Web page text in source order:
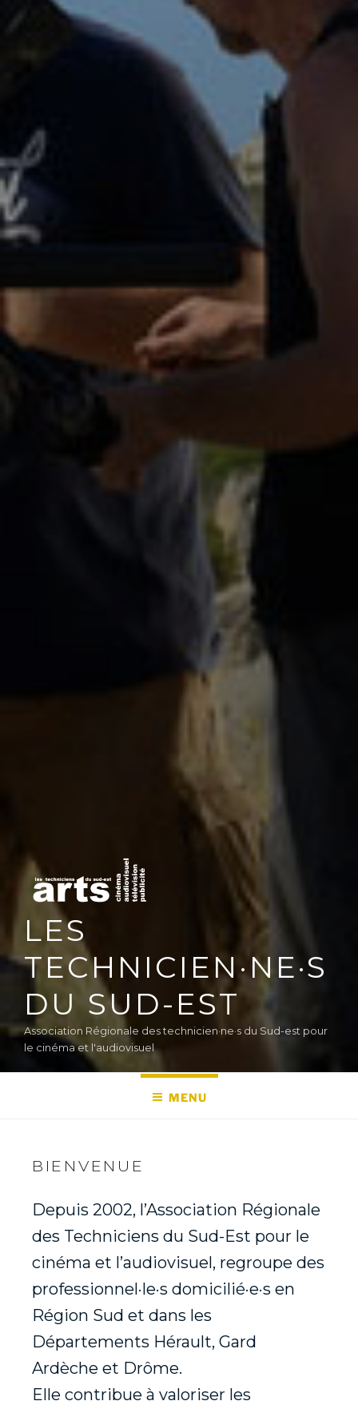
LES
TECHNICIEN·NE·S
DU SUD-EST
Association Régionale des technicien·ne·s du Sud-est pour
le cinéma et l'audiovisuel
MENU
BIENVENUE
Depuis 2002, l’Association Régionale
des Techniciens du Sud-Est pour le
cinéma et l’audiovisuel, regroupe des
professionnel·le·s domicilié·e·s en
Région Sud et dans les
Départements Hérault, Gard
Ardèche et Drôme.
Elle contribue à valoriser les